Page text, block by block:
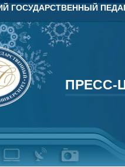
ГОСУДАРСТВЕННЫЙ
ПРЕСС-
ПРЕСС-